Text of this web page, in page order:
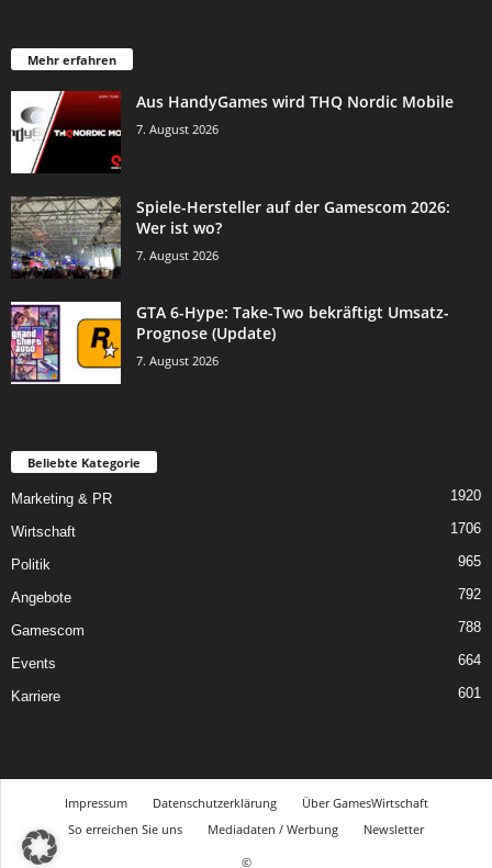
Mehr erfahren
Aus HandyGames wird THQ Nordic Mobile
7. August 2026
Spiele-Hersteller auf der Gamescom 2026:
Wer ist wo?
7. August 2026
GTA 6-Hype: Take-Two bekräftigt Umsatz-
Prognose (Update)
7. August 2026
Beliebte Kategorie
Marketing & PR 1920
Wirtschaft 1706
Politik 965
Angebote 792
Gamescom 788
Events 664
Karriere 601
Impressum Datenschutzerklärung
Über GamesWirtschaft
So erreichen Sie uns
Mediadaten / Werbung
Newsletter
©